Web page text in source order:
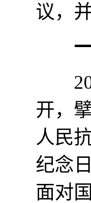
议，
开，
人民
纪念
面对